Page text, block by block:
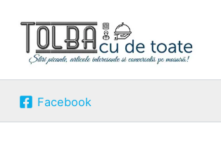
content
Facebook